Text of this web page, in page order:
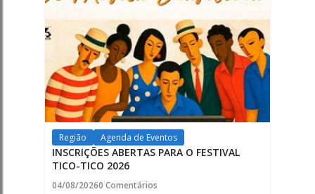
Região Agenda de Eventos
INSCRIÇÕES ABERTAS PARA O FESTIVAL
TICO-TICO 2026
04/08/20260 Comentários